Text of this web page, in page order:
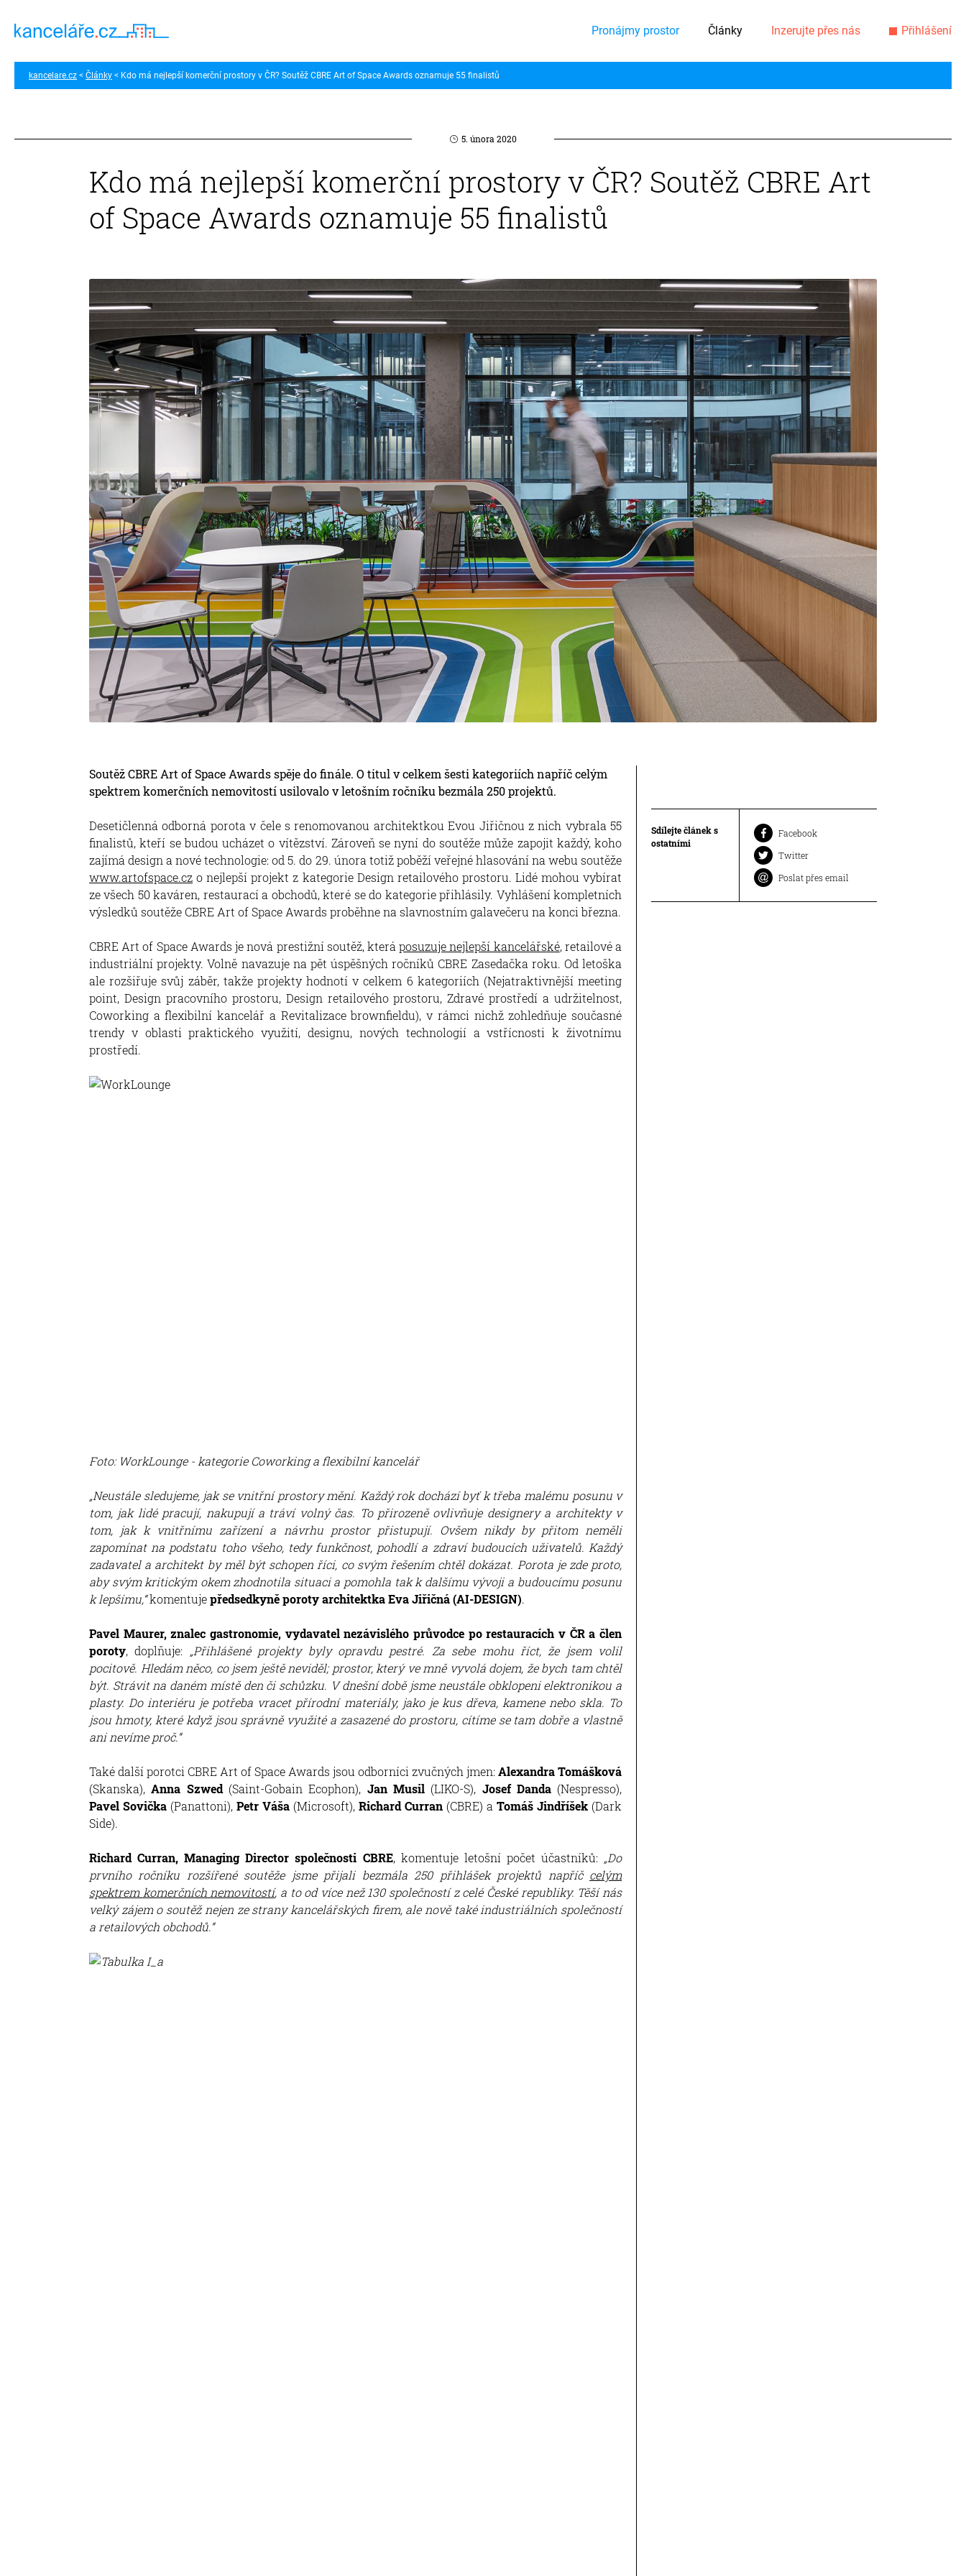
Pronájmy prostor Články Inzerujte přes nás Přihlášení
kancelare.cz Články Kdo má nejlepší komerční prostory v ČR? Soutěž CBRE Art of Space Awards oznamuje 55 finalistů
5. února 2020
Kdo má nejlepší komerční prostory v ČR? Soutěž CBRE Art
of Space Awards oznamuje 55 finalistů
Soutěž CBRE Art of Space Awards spěje do finále. O titul v celkem šesti kategoriích napříč celým
spektrem komerčních nemovitostí usilovalo v letošním ročníku bezmála 250 projektů.
Desetičlenná odborná porota v čele s renomovanou architektkou Evou Jiřičnou z nich vybrala 55
finalistů, kteří se budou ucházet o vítězství. Zároveň se nyní do soutěže může zapojit každý, koho
zajímá design a nové technologie: od 5. do 29. února totiž poběží veřejné hlasování na webu soutěže
www.artofspace.cz o nejlepší projekt z kategorie Design retailového prostoru. Lidé mohou vybírat
ze všech 50 kaváren, restaurací a obchodů, které se do kategorie přihlásily. Vyhlášení kompletních
výsledků soutěže CBRE Art of Space Awards proběhne na slavnostním galavečeru na konci března.
CBRE Art of Space Awards je nová prestižní soutěž, kteráposuzuje nejlepší kancelářské, retailové a
industriální projekty. Volně navazuje na pět úspěšných ročníků CBRE Zasedačka roku. Od letoška
ale rozšiřuje svůj záběr, takže projekty hodnotí v celkem 6 kategoriích (Nejatraktivnější meeting
point, Design pracovního prostoru, Design retailového prostoru, Zdravé prostředí a udržitelnost,
Coworking a flexibilní kancelář a Revitalizace brownfieldu), v rámci nichž zohledňuje současné
trendy v oblasti praktického využití, designu, nových technologií a vstřícnosti k životnímu
prostředí.
Foto: WorkLounge - kategorie Coworking a flexibilní kancelář​
„Neustále sledujeme, jak se vnitřní prostory mění. Každý rok dochází byť k třeba malému posunu v
tom, jak lidé pracují, nakupují a tráví volný čas. To přirozeně ovlivňuje designery a architekty v
tom, jak k vnitřnímu zařízení a návrhu prostor přistupují. Ovšem nikdy by přitom neměli
zapomínat na podstatu toho všeho, tedy funkčnost, pohodlí a zdraví budoucích uživatelů. Každý
zadavatel a architekt by měl být schopen říci, co svým řešením chtěl dokázat. Porota je zde proto,
aby svým kritickým okem zhodnotila situaci a pomohla tak k dalšímu vývoji a budoucímu posunu
k lepšímu,“komentujepředsedkyně porotyarchitektka Eva Jiřičná(AI-DESIGN).
Pavel Maurer, znalec gastronomie, vydavatel nezávislého průvodce po restauracích v ČR a člen
poroty, doplňuje: „Přihlášené projekty byly opravdu pestré. Za sebe mohu říct, že jsem volil
pocitově. Hledám něco, co jsem ještě neviděl; prostor, který ve mně vyvolá dojem, že bych tam chtěl
být. Strávit na daném místě den či schůzku. V dnešní době jsme neustále obklopeni elektronikou a
plasty. Do interiéru je potřeba vracet přírodní materiály, jako je kus dřeva, kamene nebo skla. To
jsou hmoty, které když jsou správně využité a zasazené do prostoru, cítíme se tam dobře a vlastně
ani nevíme proč.“
Také další porotci CBRE Art of Space Awards jsou odborníci zvučných jmen:Alexandra Tomášková
(Skanska),Anna Szwed(Saint-Gobain Ecophon), Jan Musil(LIKO-S), Josef Danda(Nespresso),
Pavel Sovička (Panattoni),Petr Váša (Microsoft),Richard Curran (CBRE) aTomáš Jindříšek (Dark
Side).
Richard Curran, Managing Director společnosti CBRE, komentuje letošní počet účastníků: „Do
prvního ročníku rozšířené soutěže jsme přijali bezmála 250 přihlášek projektů napříč celým
spektrem komerčních nemovitostí, a to od více než 130 společností z celé České republiky. Těší nás
velký zájem o soutěž nejen ze strany kancelářských firem, ale nově také industriálních společností
a retailových obchodů.“
Sdílejte článek s
ostatními
Facebook
Twitter
Poslat přes email